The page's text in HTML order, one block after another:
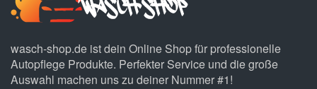
wasch-shop.de ist dein Online Shop für professionelle
Autopflege Produkte. Perfekter Service und die große
Auswahl machen uns zu deiner Nummer #1!